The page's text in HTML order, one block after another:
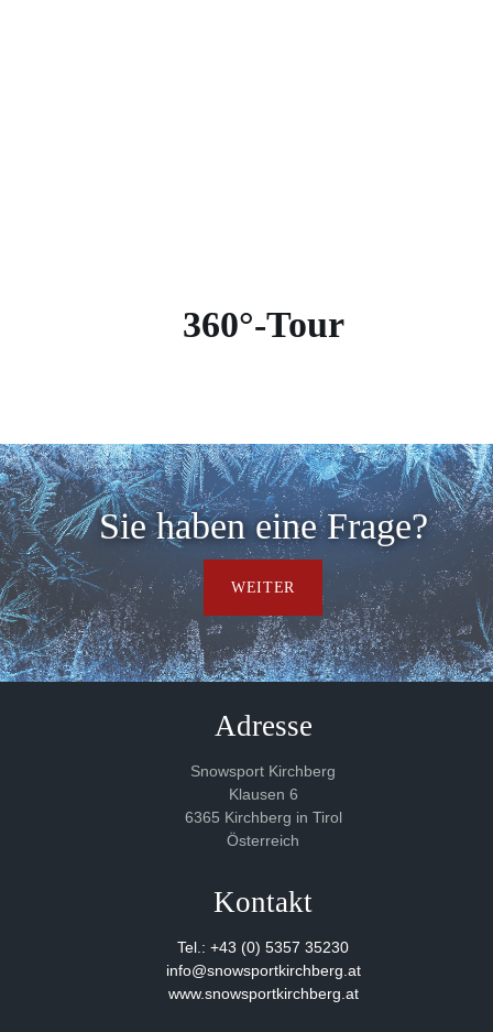
360°-Tour
Sie haben eine Frage?
WEITER
Adresse
Snowsport Kirchberg
Klausen 6
6365 Kirchberg in Tirol
Österreich
Kontakt
Tel.: +43 (0) 5357 35230
info@snowsportkirchberg.at
www.snowsportkirchberg.at